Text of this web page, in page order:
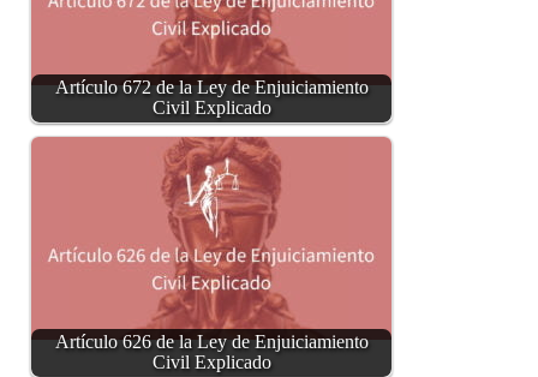
Artículo 672 de la Ley de Enjuiciamiento
Civil Explicado
Artículo 626 de la Ley de Enjuiciamiento
Civil Explicado